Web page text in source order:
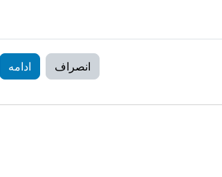
انصراف ادامه